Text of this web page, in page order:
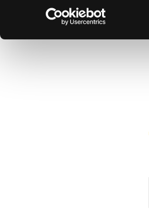
Home
Search